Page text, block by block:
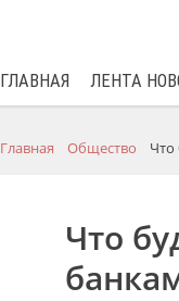
ГЛАВНАЯ ЛЕНТА
Главная Общество Что
Что